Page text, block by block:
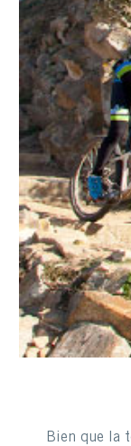
Bien que la